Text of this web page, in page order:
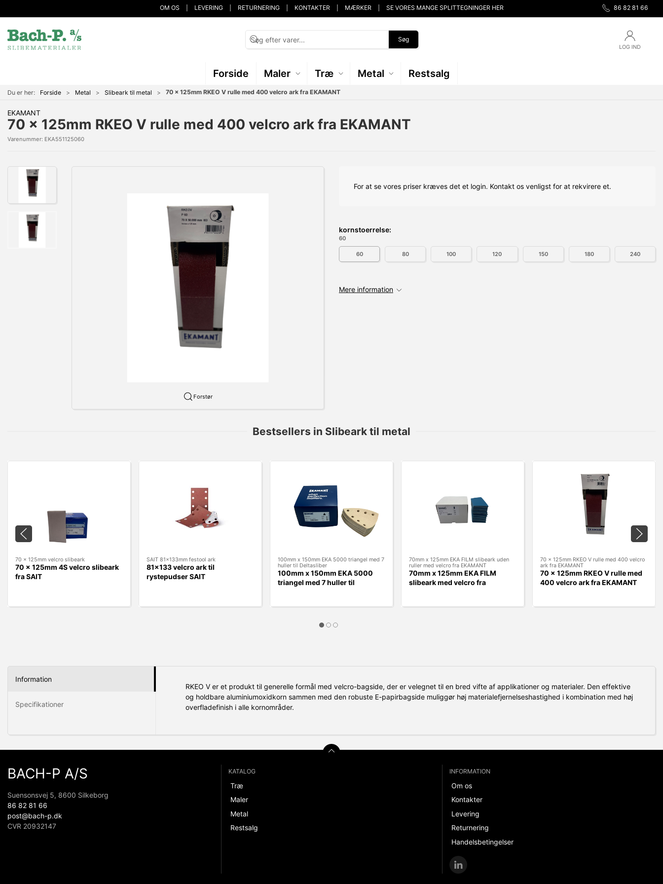
OM OS LEVERING RETURNERING KONTAKTER MÆRKER SE VORES MANGE SPLITTEGNINGER HER 86 82 81 66
Søg
LOG IND
Forside Maler Træ Metal Restsalg
Du er her: Forside Metal Slibeark til metal 70 x 125mm RKEO V rulle med 400 velcro ark fra EKAMANT
EKAMANT
70 x 125mm RKEO V rulle med 400 velcro ark fra EKAMANT
Varenummer: EKA551125060
Forstør
For at se vores priser kræves det et login. Kontakt os venligst for at rekvirere et.
kornstoerrelse:
60
60 80 100 120 150 180 240
Mere information
Bestsellers in Slibeark til metal
70 x 125mm velcro slibeark
70 x 125mm 4S velcro slibeark
fra SAIT
SAIT 81x133mm festool ark
81x133 velcro ark til
rystepudser SAIT
100mm x 150mm EKA 5000 triangel med 7
huller til Deltasliber
100mm x 150mm EKA 5000
triangel med 7 huller til
70mm x 125mm EKA FILM slibeark uden
ruller med velcro fra EKAMANT
70mm x 125mm EKA FILM
slibeark med velcro fra
70 x 125mm RKEO V rulle med 400 velcro
ark fra EKAMANT
70 x 125mm RKEO V rulle med
400 velcro ark fra EKAMANT
Information
Specifikationer
RKEO V er et produkt til generelle formål med velcro-bagside, der er velegnet til en bred vifte af applikationer og materialer. Den effektive
og holdbare aluminiumoxidkorn sammen med den robuste E-papirbagside muliggør høj materialefjernelseshastighed i kombination med høj
overfladefinish i alle kornområder.
BACH-P A/S
Suensonsvej 5, 8600 Silkeborg
86 82 81 66
post@bach-p.dk
CVR 20932147
KATALOG
Træ
Maler
Metal
Restsalg
INFORMATION
Om os
Kontakter
Levering
Returnering
Handelsbetingelser